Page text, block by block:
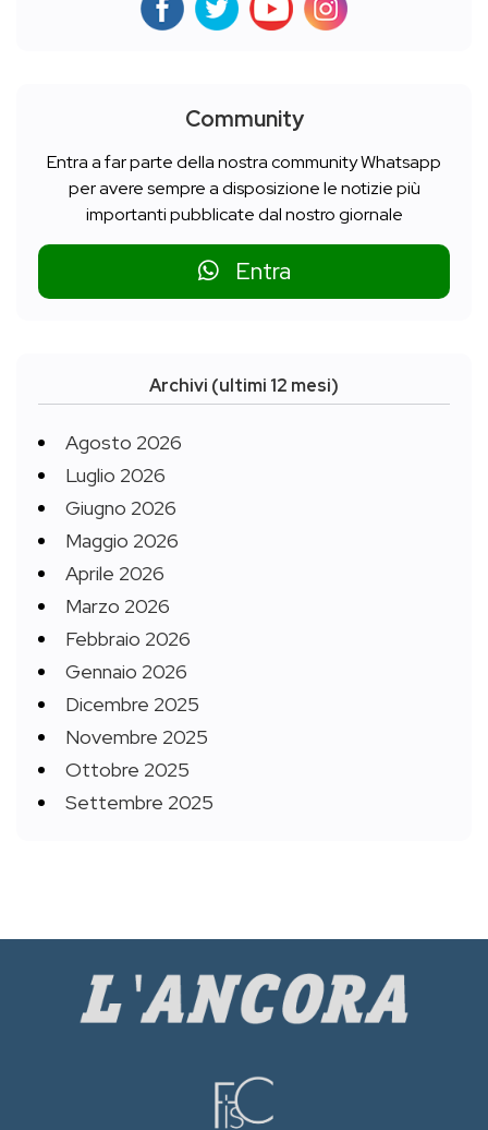
Community
Entra a far parte della nostra community Whatsapp
per avere sempre a disposizione le notizie più
importanti pubblicate dal nostro giornale
Entra
Archivi (ultimi 12 mesi)
Agosto 2026
Luglio 2026
Giugno 2026
Maggio 2026
Aprile 2026
Marzo 2026
Febbraio 2026
Gennaio 2026
Dicembre 2025
Novembre 2025
Ottobre 2025
Settembre 2025